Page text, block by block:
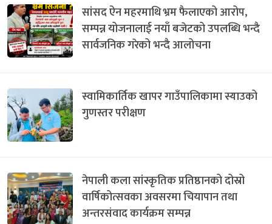
सांसद ऐन महरमाथि भ्रम फैलाएको आरोप,
सम्पन्न योजनालाई नयाँ बजेटको उपलब्धि भन्दै
सार्वजनिक गरेको भन्दै आलोचना
स्वामिकार्तिक खापर गाउँपालिकामा स्याउको
गुणस्तर परीक्षण
नेपाली कला सांस्कृतिक प्रतिष्ठानको दोस्रो
वार्षिकोत्सवका अवसरमा चियापान तथा
अन्तरसंवाद कार्यक्रम सम्पन्न